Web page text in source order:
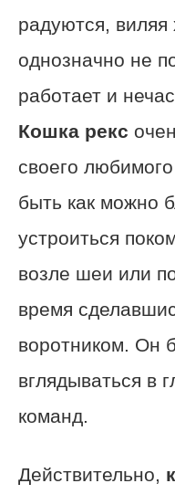
радуются,
однозначно не
работает и
Кошка рекс
своего
быть как можно
устроиться
возле шеи или
время
воротником. Он
вглядываться в
команд.
Действительно,